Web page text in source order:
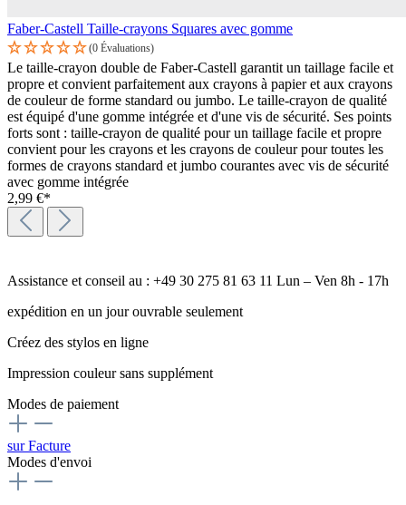
Faber-Castell Taille-crayons Squares avec gomme
(0 Évaluations)
Le taille-crayon double de Faber-Castell garantit un taillage facile et
propre et convient parfaitement aux crayons à papier et aux crayons
de couleur de forme standard ou jumbo. Le taille-crayon de qualité
est équipé d'une gomme intégrée et d'une vis de sécurité. Ses points
forts sont : taille-crayon de qualité pour un taillage facile et propre
convient pour les crayons et les crayons de couleur pour toutes les
formes de crayons standard et jumbo courantes avec vis de sécurité
avec gomme intégrée
2,99 €*
Assistance et conseil au : +49 30 275 81 63 11 Lun – Ven 8h - 17h
expédition en un jour ouvrable seulement
Créez des stylos en ligne
Impression couleur sans supplément
Modes de paiement
sur Facture
Modes d'envoi